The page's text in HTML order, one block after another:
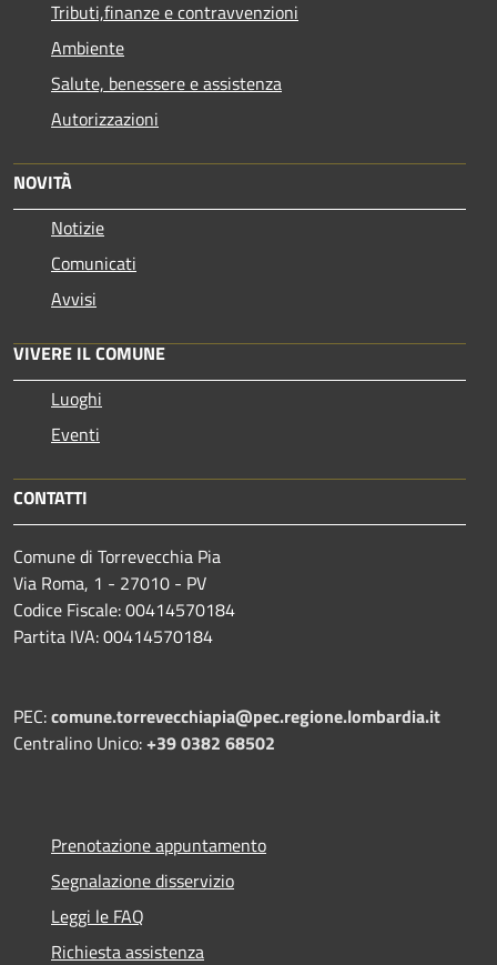
Tributi,finanze e contravvenzioni
Ambiente
Salute, benessere e assistenza
Autorizzazioni
NOVITÀ
Notizie
Comunicati
Avvisi
VIVERE IL COMUNE
Luoghi
Eventi
CONTATTI
Comune di Torrevecchia Pia
Via Roma, 1 - 27010 - PV
Codice Fiscale: 00414570184
Partita IVA: 00414570184
PEC:comune.torrevecchiapia@pec.regione.lombardia.it
Centralino Unico:+39 0382 68502
Prenotazione appuntamento
Segnalazione disservizio
Leggi le FAQ
Richiesta assistenza